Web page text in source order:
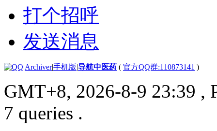
打个招呼
发送消息
|Archiver|手机版|导航中医药 ( 官方QQ群:110873141 )
GMT+8, 2026-8-9 23:39 ,
7 queries .